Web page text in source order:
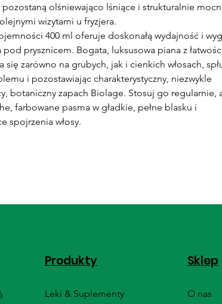
pozostaną olśniewająco lśniące i strukturalnie
wizytami u fryzjera.
400 ml oferuje doskonałą wydajność i
pod prysznicem. Bogata, luksusowa piana z
się zarówno na grubych, jak i cienkich włosach,
i pozostawiając charakterystyczny, niezwykle
botaniczny zapach Biolage. Stosuj go regularnie,
farbowane pasma w gładkie, pełne blasku i
spojrzenia włosy.
Produkty
Leki & Suplementy
Sklep
O nas